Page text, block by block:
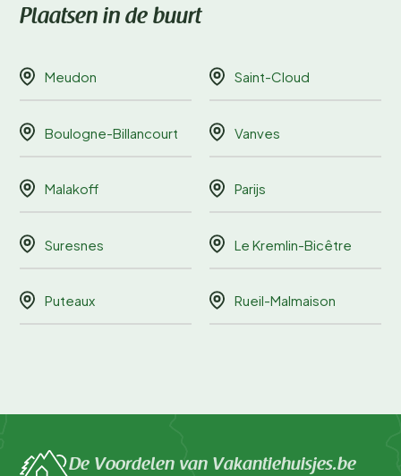
Plaatsen in de buurt
Meudon Saint-Cloud
Boulogne-Billancourt Vanves
Malakoff Parijs
Suresnes Le Kremlin-Bicêtre
Puteaux Rueil-Malmaison
De Voordelen van Vakantiehuisjes.be